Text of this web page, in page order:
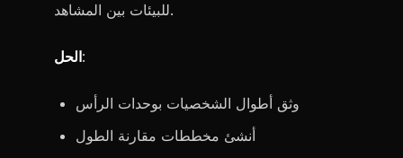
للبيئات بين المشاهد.
الحل:
وثق أطوال الشخصيات بوحدات الرأس
أنشئ مخططات مقارنة الطول